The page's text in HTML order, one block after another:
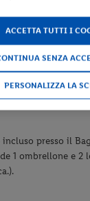
(età minima ospiti
balcone,
(consumazioni a
presso il
1 ombrellone e 2
ACCETTA TUTTI I
SENZA
PERSONALIZZA LA